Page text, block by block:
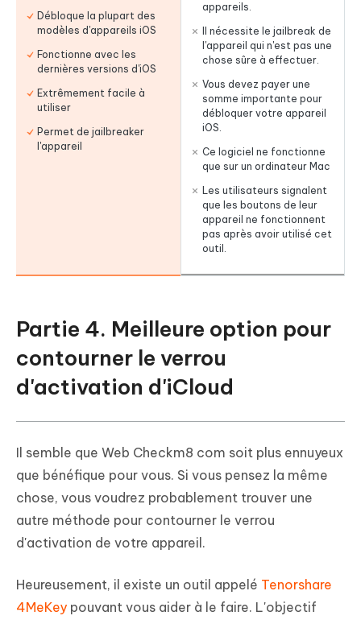
Débloque la plupart des
modèles d'appareils iOS
Fonctionne avec les
dernières versions d'iOS
Extrêmement facile à
utiliser
Permet de jailbreaker
l'appareil
appareils.
Il nécessite le jailbreak de
l'appareil qui n'est pas une
chose sûre à effectuer.
Vous devez payer une
somme importante pour
débloquer votre appareil
iOS.
Ce logiciel ne fonctionne
que sur un ordinateur Mac
Les utilisateurs signalent
que les boutons de leur
appareil ne fonctionnent
pas après avoir utilisé cet
outil.
Partie 4. Meilleure option pour
contourner le verrou
d'activation d'iCloud
Il semble que Web Checkm8 com soit plus ennuyeux
que bénéfique pour vous. Si vous pensez la même
chose, vous voudrez probablement trouver une
autre méthode pour contourner le verrou
d'activation de votre appareil.
Heureusement, il existe un outil appelé Tenorshare
4MeKey pouvant vous aider à le faire. L'objectif